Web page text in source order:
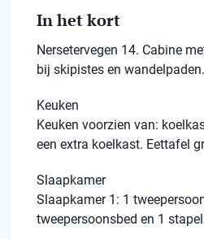
In het kort
Nersetervegen 14. Cabine
bij skipistes en
Keuken
Keuken voorzien van:
een extra koelkast. Eettafel
Slaapkamer
Slaapkamer 1: 1
tweepersoonsbed en 1